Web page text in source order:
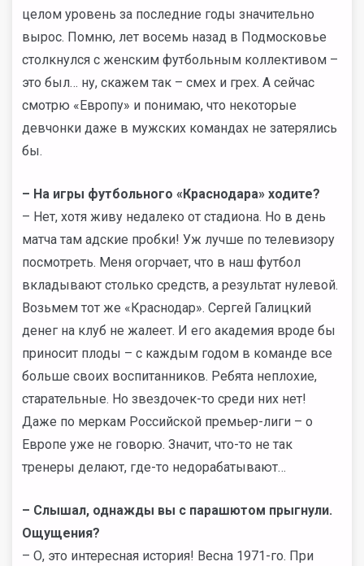
целом уровень за последние годы значительно
вырос. Помню, лет восемь назад в Подмосковье
столкнулся с женским футбольным коллективом –
это был… ну, скажем так – смех и грех. А сейчас
смотрю «Европу» и понимаю, что некоторые
девчонки даже в мужских командах не затерялись
бы.
– На игры футбольного «Краснодара» ходите?
– Нет, хотя живу недалеко от стадиона. Но в день
матча там адские пробки! Уж лучше по телевизору
посмотреть. Меня огорчает, что в наш футбол
вкладывают столько средств, а результат нулевой.
Возьмем тот же «Краснодар». Сергей Галицкий
денег на клуб не жалеет. И его академия вроде бы
приносит плоды – с каждым годом в команде все
больше своих воспитанников. Ребята неплохие,
старательные. Но звездочек-то среди них нет!
Даже по меркам Российской премьер-лиги – о
Европе уже не говорю. Значит, что-то не так
тренеры делают, где-то недорабатывают…
– Слышал, однажды вы с парашютом прыгнули.
Ощущения?
– О, это интересная история! Весна 1971-го. При